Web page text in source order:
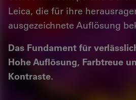
Leica, die für ihre
ausgezeichnete Auflösung
Das Fundament für
Hohe Auflösung, Farbtreue
Kontraste.